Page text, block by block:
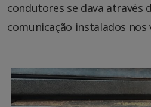
condutores se dava através
comunicação instalados nos